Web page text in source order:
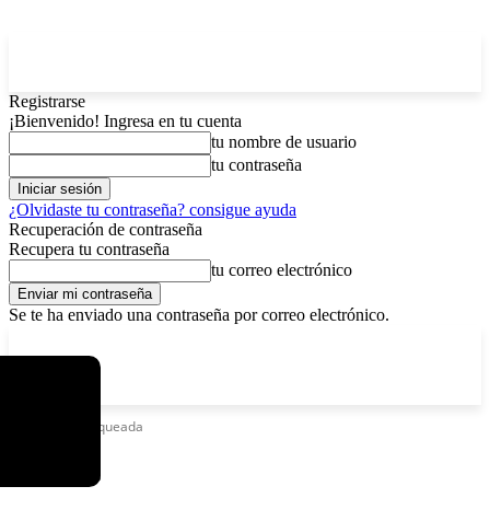
Registrarse
¡Bienvenido! Ingresa en tu cuenta
tu nombre de usuario
tu contraseña
¿Olvidaste tu contraseña? consigue ayuda
Recuperación de contraseña
Recupera tu contraseña
tu correo electrónico
Se te ha enviado una contraseña por correo electrónico.
Tarqueada